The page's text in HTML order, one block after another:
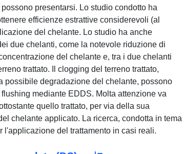
presentarsi. Lo studio condotto ha
efficienze estrattive considerevoli (al
del chelante. Lo studio ha anche
due chelanti, come la notevole riduzione di
del chelante e, tra i due chelanti
trattato. Il clogging del terreno trattato,
degradazione del chelante, possono
mediante EDDS. Molta attenzione va
quello trattato, per via della sua
chelante applicato. La ricerca, condotta in tema
del trattamento in casi reali.